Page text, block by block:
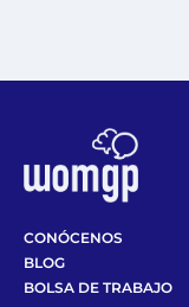
CONÓCENOS
BLOG
BOLSA DE TRABAJO